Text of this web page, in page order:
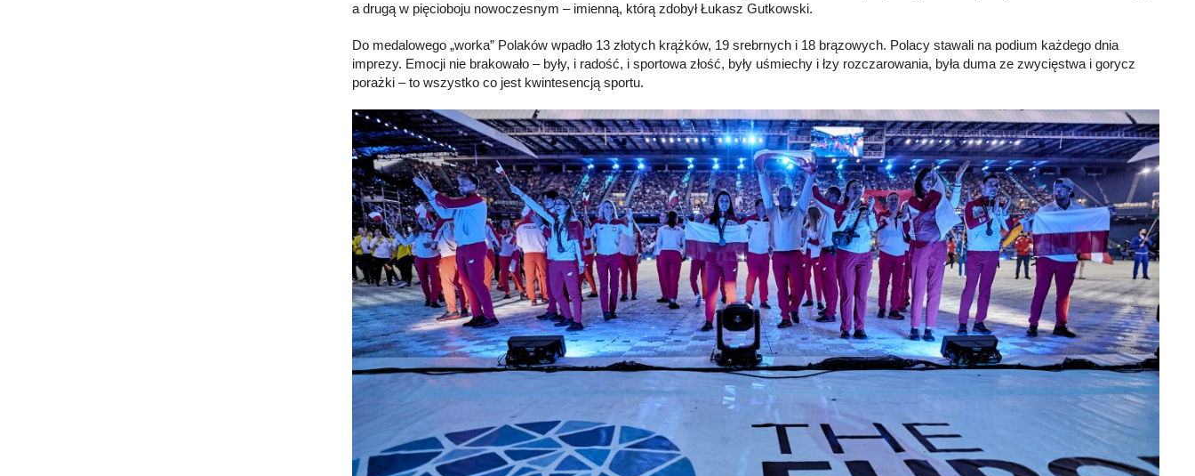
a drugą w pięcioboju nowoczesnym – imienną, którą zdobył Łukasz Gutkowski.
Do medalowego „worka” Polaków wpadło 13 złotych krążków, 19 srebrnych i 18 brązowych. Polacy stawali na podium każdego dnia
imprezy. Emocji nie brakowało – były, i radość, i sportowa złość, były uśmiechy i łzy rozczarowania, była duma ze zwycięstwa i gorycz
porażki – to wszystko co jest kwintesencją sportu.